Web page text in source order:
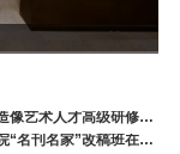
宁夏民协会员参加“中国民协‘山花英才’培育计划全国造像艺术人才高级研修班”
“铸牢中华民族共同体意识”采风创作暨宁夏文学艺术院“名刊名家”改稿班在银川开班